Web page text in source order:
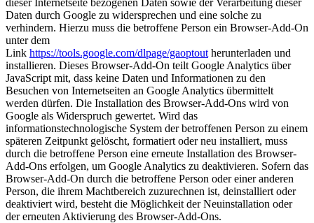
Daten durch Google zu widersprechen und eine solche zu
verhindern. Hierzu muss die betroffene Person ein Browser-Add-On
unter dem
Link https://tools.google.com/dlpage/gaoptout herunterladen und
installieren. Dieses Browser-Add-On teilt Google Analytics über
JavaScript mit, dass keine Daten und Informationen zu den
Besuchen von Internetseiten an Google Analytics übermittelt
werden dürfen. Die Installation des Browser-Add-Ons wird von
Google als Widerspruch gewertet. Wird das
informationstechnologische System der betroffenen Person zu einem
späteren Zeitpunkt gelöscht, formatiert oder neu installiert, muss
durch die betroffene Person eine erneute Installation des Browser-
Add-Ons erfolgen, um Google Analytics zu deaktivieren. Sofern das
Browser-Add-On durch die betroffene Person oder einer anderen
Person, die ihrem Machtbereich zuzurechnen ist, deinstalliert oder
deaktiviert wird, besteht die Möglichkeit der Neuinstallation oder
der erneuten Aktivierung des Browser-Add-Ons.